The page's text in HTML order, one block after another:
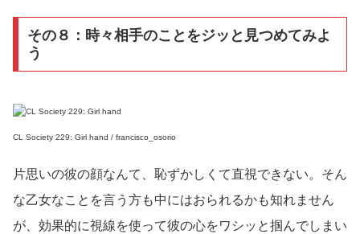
その８：時々相手のことをジッと見つめてみよ
う
CL Society 229: Girl hand / francisco_osorio
片思いの彼の顔なんて、恥ずかしくて直視できない。そん
な乙女なことを言う方も中にはおられるかも知れません
が、効果的に視線を使って彼の心をワシッと掴んでしまい